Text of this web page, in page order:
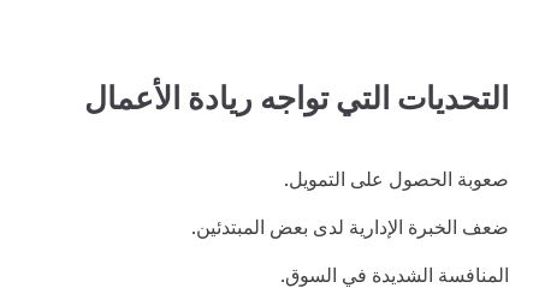
التحديات التي تواجه ريادة الأعمال
صعوبة الحصول على التمويل.
ضعف الخبرة الإدارية لدى بعض المبتدئين.
المنافسة الشديدة في السوق.